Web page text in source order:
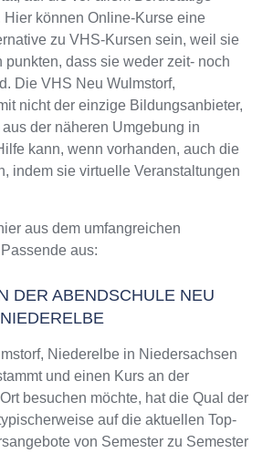
können Online-Kurse eine
zu VHS-Kursen sein, weil sie
punkten, dass sie weder zeit- noch
Die VHS Neu Wulmstorf,
nicht der einzige Bildungsanbieter,
der näheren Umgebung in
kann, wenn vorhanden, auch die
indem sie virtuelle Veranstaltungen
aus dem umfangreichen
aus:
DER ABENDSCHULE NEU
Niederelbe in Niedersachsen
und einen Kurs an der
besuchen möchte, hat die Qual der
auf die aktuellen Top-
von Semester zu Semester